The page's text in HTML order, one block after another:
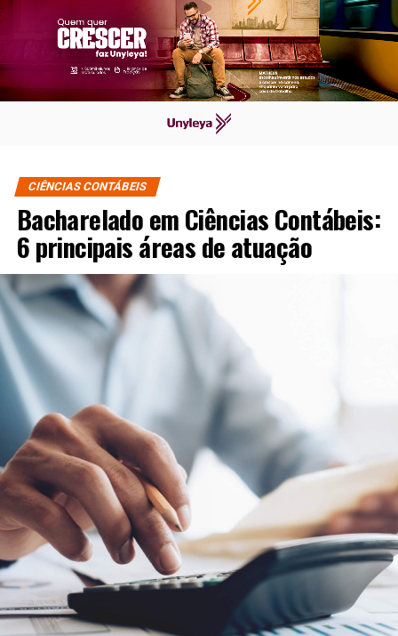
CIÊNCIAS CONTÁBEIS
Bacharelado em Ciências Contábeis:
6 principais áreas de atuação